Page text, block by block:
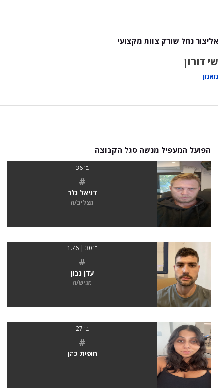
אליצור נחל שורק צוות מקצועי
שי דורון
מאמן
הפועל המעפיל מנשה סגל הקבוצה
בן 36
#
דניאל גלר
מצליב/ה
בן 30 | 1.76
#
עדן נבון
מגיש/ה
בן 27
#
חופית כהן